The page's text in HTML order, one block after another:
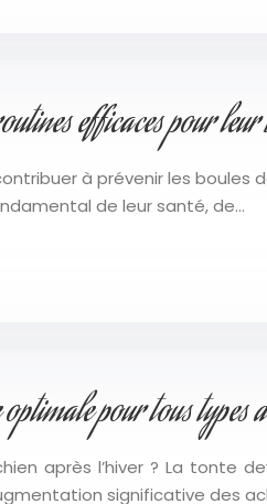
efficaces pour
à prévenir les
de leur santé, de…
pour tous types
après l’hiver ? La tonte
significative des